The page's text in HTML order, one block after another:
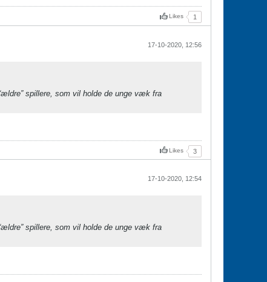
Likes 1
17-10-2020, 12:56
spillere, som vil holde de unge væk fra
Likes 3
17-10-2020, 12:54
spillere, som vil holde de unge væk fra